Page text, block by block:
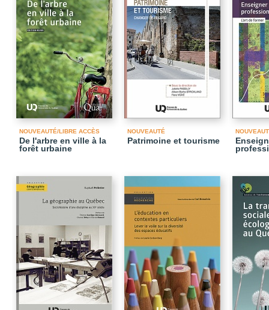
NOUVEAUTÉ/LIBRE ACCÈS
De l'arbre en ville à la
forêt urbaine
NOUVEAUTÉ
Patrimoine et tourisme